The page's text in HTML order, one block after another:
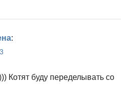
:
Котят буду переделывать со